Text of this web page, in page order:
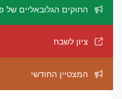
החוקים הגלובאליים של
ציון לשבח
המצטיין החודשי